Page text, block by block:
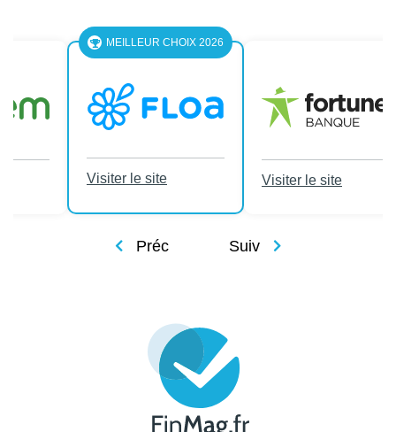
CHOIX 2026
Visiter le site Visiter le site
Préc Suiv